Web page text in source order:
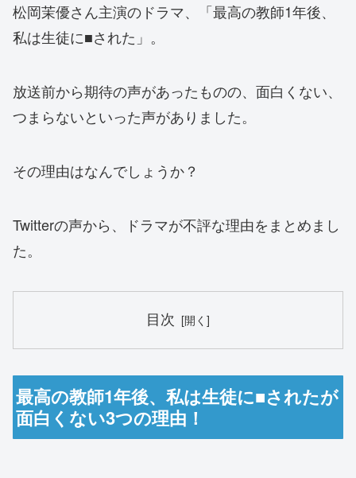
松岡茉優さん主演のドラマ、「最高の教師1年後、
私は生徒に■された」。
放送前から期待の声があったものの、面白くない、
つまらないといった声がありました。
その理由はなんでしょうか？
Twitterの声から、ドラマが不評な理由をまとめまし
た。
目次
最高の教師1年後、私は生徒に■されたが
面白くない3つの理由！